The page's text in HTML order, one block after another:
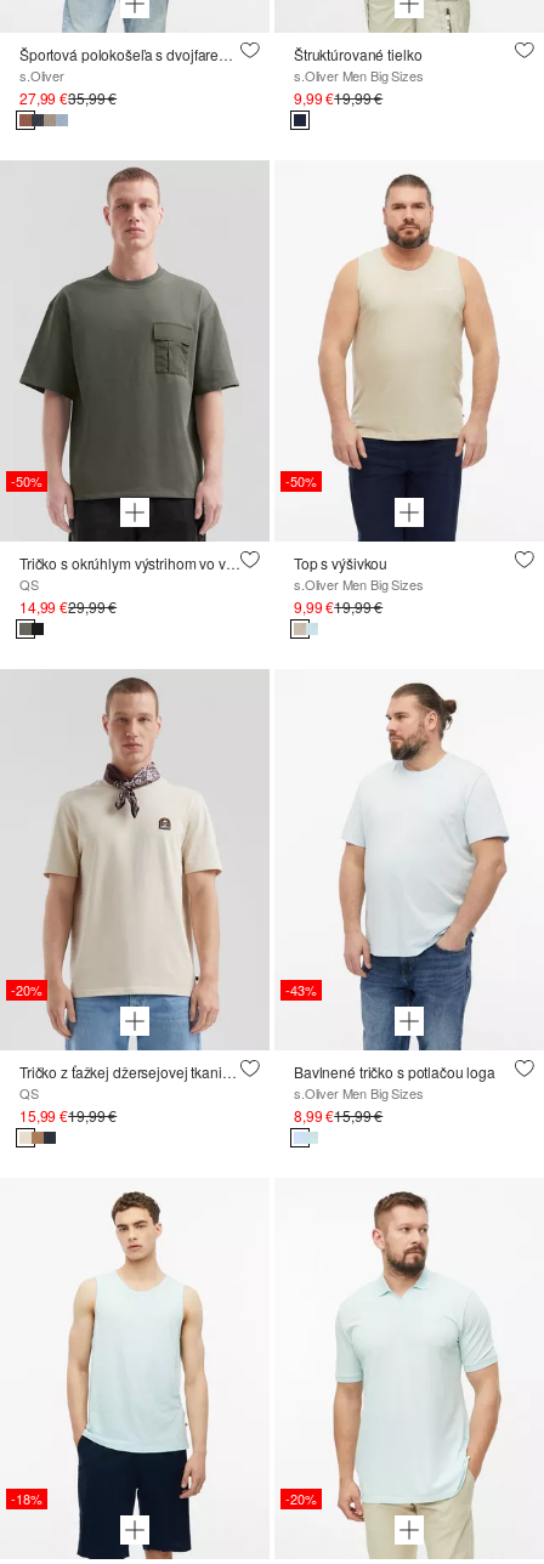
Športová polokošeľa s dvojfarebnou štruktúrou a náprsným vreckom
s.Oliver
27,99 €35,99 €
Štruktúrované tielko
s.Oliver Men Big Sizes
9,99 €19,99 €
-50%
Tričko s okrúhlym výstrihom vo voľnom strihu s náprsnými vreckami
QS
14,99 €29,99 €
-50%
Top s výšivkou
s.Oliver Men Big Sizes
9,99 €19,99 €
-20%
Tričko z ťažkej džersejovej tkaniny s vyšívanou nášivkou
QS
15,99 €19,99 €
-43%
Bavlnené tričko s potlačou loga
s.Oliver Men Big Sizes
8,99 €15,99 €
-18% -20%